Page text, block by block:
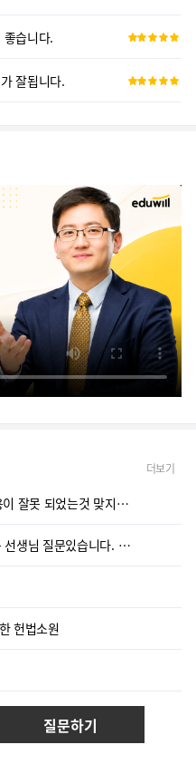
습니다.
잘됩니다.
예시를 적절히 들여 가면서 강의 하시는게 정말 좋아습니다. 감사합니다
감사합니다.
초기 생소한 법학 시험 공부하는데 어려움이 발생하지 안을까 생각했는데 ...
어렵다고만 생각했는데 이해하기 쉽게 강의를 해주셔서 감사하니다
더보기
교수님! 핵심교안 내용이 잘못 되었는것 맞지요! 9. 조건과 기한 (2)...
안녕하십니까? 여성곤 선생님 질문있습니다. 경비업자 A/ 경비원 갑/이 ...
헌법소원
질문하기